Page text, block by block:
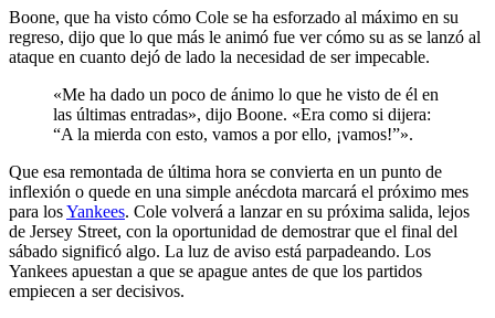
Boone, que ha visto cómo Cole se ha esforzado al máximo en su
regreso, dijo que lo que más le animó fue ver cómo su as se lanzó al
ataque en cuanto dejó de lado la necesidad de ser impecable.
«Me ha dado un poco de ánimo lo que he visto de él en
las últimas entradas», dijo Boone. «Era como si dijera:
“A la mierda con esto, vamos a por ello, ¡vamos!”».
Que esa remontada de última hora se convierta en un punto de
inflexión o quede en una simple anécdota marcará el próximo mes
para losYankees. Cole volverá a lanzar en su próxima salida, lejos
de Jersey Street, con la oportunidad de demostrar que el final del
sábado significó algo. La luz de aviso está parpadeando. Los
Yankees apuestan a que se apague antes de que los partidos
empiecen a ser decisivos.